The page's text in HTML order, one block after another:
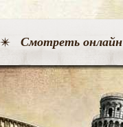
Смотреть онлайн